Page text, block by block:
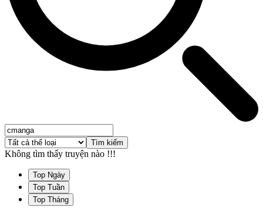
Tìm kiếm
Không tìm thấy truyện nào !!!
Top Ngày
Top Tuần
Top Tháng